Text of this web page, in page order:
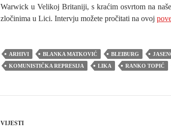
Warwick u Velikoj Britaniji, s kraćim osvrtom na
zločinima u Lici. Intervju možete pročitati na ovoj
ARHIVI BLANKA MATKOVIĆ BLEIBURG
KOMUNISTIČKA REPRESIJA
LIKA RANKO TOPIĆ
VIJESTI